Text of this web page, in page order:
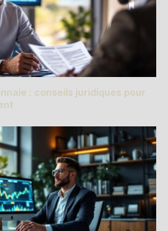
: conseils juridiques pour